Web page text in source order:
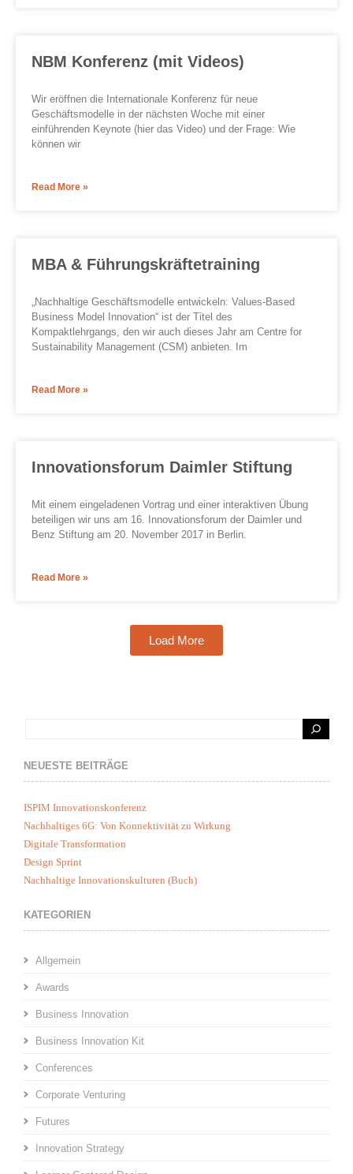
NBM Konferenz (mit Videos)
Wir eröffnen die Internationale Konferenz für neue
Geschäftsmodelle in der nächsten Woche mit einer
einführenden Keynote (hier das Video) und der Frage: Wie
können wir
Read More »
MBA & Führungskräftetraining
„Nachhaltige Geschäftsmodelle entwickeln: Values-Based
Business Model Innovation“ ist der Titel des
Kompaktlehrgangs, den wir auch dieses Jahr am Centre for
Sustainability Management (CSM) anbieten. Im
Read More »
Innovationsforum Daimler Stiftung
Mit einem eingeladenen Vortrag und einer interaktiven Übung
beteiligen wir uns am 16. Innovationsforum der Daimler und
Benz Stiftung am 20. November 2017 in Berlin.
Read More »
Load More
NEUESTE BEITRÄGE
ISPIM Innovationskonferenz
Nachhaltiges 6G: Von Konnektivität zu Wirkung
Digitale Transformation
Design Sprint
Nachhaltige Innovationskulturen (Buch)
KATEGORIEN
Allgemein
Awards
Business Innovation
Business Innovation Kit
Conferences
Corporate Venturing
Futures
Innovation Strategy